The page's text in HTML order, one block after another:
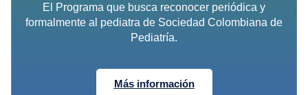
El Programa que busca reconocer periódica y
formalmente al pediatra de Sociedad Colombiana de
Pediatría.
Más información